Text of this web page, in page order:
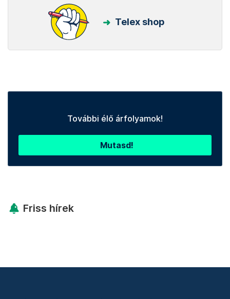
Telex shop
További élő árfolyamok!
Mutasd!
Friss hírek